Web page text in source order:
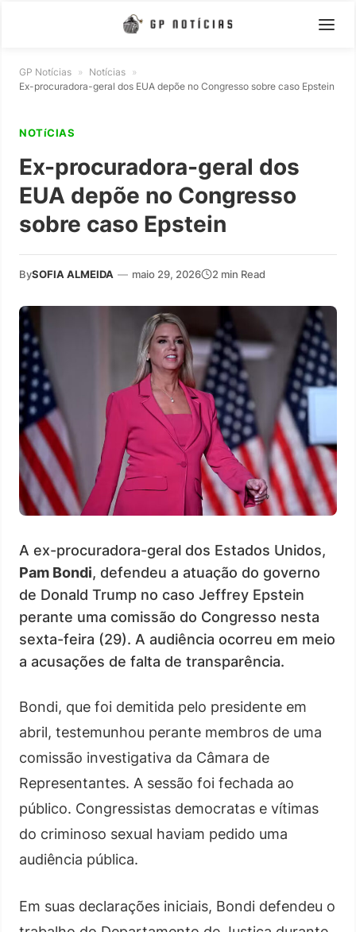
GP Notícias » Notícias »
Ex-procuradora-geral dos EUA depõe no Congresso sobre caso Epstein
NOTíCIAS
Ex-procuradora-geral dos
EUA depõe no Congresso
sobre caso Epstein
BySOFIA ALMEIDA — maio 29, 2026 2 min Read
A ex-procuradora-geral dos Estados Unidos,
Pam Bondi, defendeu a atuação do governo
de Donald Trump no caso Jeffrey Epstein
perante uma comissão do Congresso nesta
sexta-feira (29). A audiência ocorreu em meio
a acusações de falta de transparência.
Bondi, que foi demitida pelo presidente em
abril, testemunhou perante membros de uma
comissão investigativa da Câmara de
Representantes. A sessão foi fechada ao
público. Congressistas democratas e vítimas
do criminoso sexual haviam pedido uma
audiência pública.
Em suas declarações iniciais, Bondi defendeu o